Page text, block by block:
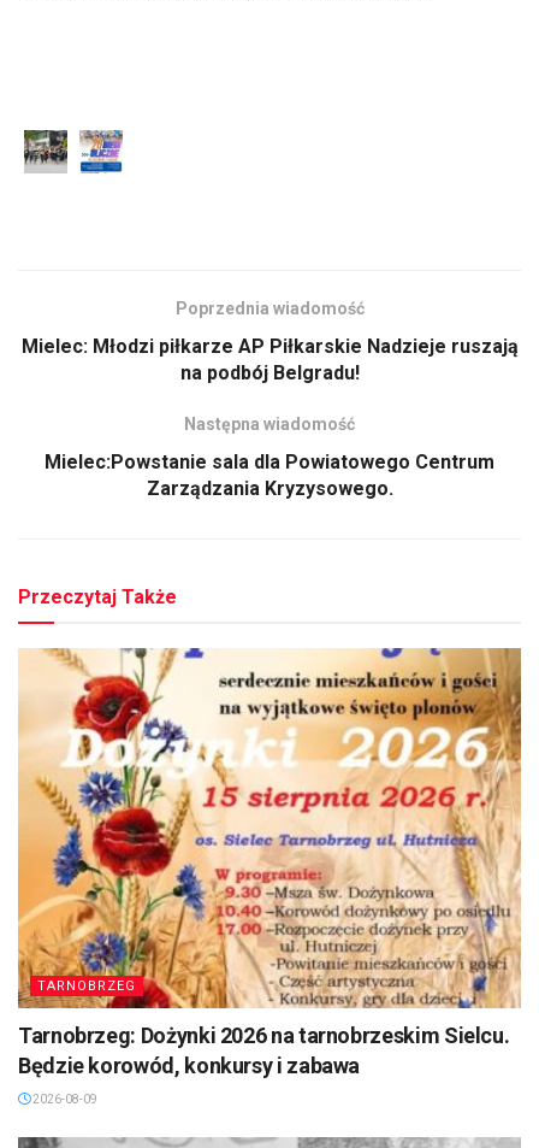
Poprzednia wiadomość
Mielec: Młodzi piłkarze AP Piłkarskie Nadzieje ruszają
na podbój Belgradu!
Następna wiadomość
Mielec:Powstanie sala dla Powiatowego Centrum
Zarządzania Kryzysowego.
Przeczytaj Także
TARNOBRZEG
Tarnobrzeg: Dożynki 2026 na tarnobrzeskim Sielcu.
Będzie korowód, konkursy i zabawa
2026-08-09